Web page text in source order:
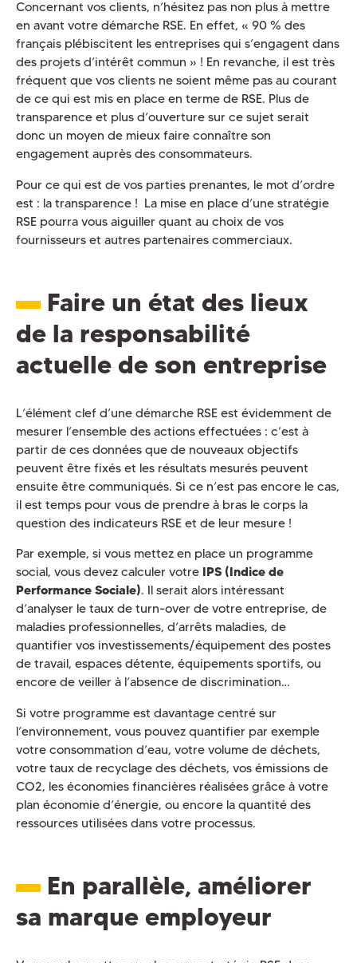
Concernant vos clients, n’hésitez pas non plus à mettre
en avant votre démarche RSE. En effet, « 90 % des
français plébiscitent les entreprises qui s’engagent dans
des projets d’intérêt commun » ! En revanche, il est très
fréquent que vos clients ne soient même pas au courant
de ce qui est mis en place en terme de RSE. Plus de
transparence et plus d’ouverture sur ce sujet serait
donc un moyen de mieux faire connaître son
engagement auprès des consommateurs.
Pour ce qui est de vos parties prenantes, le mot d’ordre
est : la transparence ! La mise en place d’une stratégie
RSE pourra vous aiguiller quant au choix de vos
fournisseurs et autres partenaires commerciaux.
Faire un état des lieux
de la responsabilité
actuelle de son entreprise
L’élément clef d’une démarche RSE est évidemment de
mesurer l’ensemble des actions effectuées : c’est à
partir de ces données que de nouveaux objectifs
peuvent être fixés et les résultats mesurés peuvent
ensuite être communiqués. Si ce n’est pas encore le cas,
il est temps pour vous de prendre à bras le corps la
question des indicateurs RSE et de leur mesure !
Par exemple, si vous mettez en place un programme
social, vous devez calculer votreIPS (Indice de
Performance Sociale). Il serait alors intéressant
d’analyser le taux de turn-over de votre entreprise, de
maladies professionnelles, d’arrêts maladies, de
quantifier vos investissements/équipement des postes
de travail, espaces détente, équipements sportifs, ou
encore de veiller à l’absence de discrimination…
Si votre programme est davantage centré sur
l’environnement, vous pouvez quantifier par exemple
votre consommation d’eau, votre volume de déchets,
votre taux de recyclage des déchets, vos émissions de
CO2, les économies financières réalisées grâce à votre
plan économie d’énergie, ou encore la quantité des
ressources utilisées dans votre processus.
En parallèle, améliorer
sa marque employeur